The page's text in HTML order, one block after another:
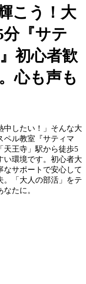
こう！大
分『サテ
初心者歓
心も声も
中したい！」そんな大
ペル教室『サティマ
天王寺」駅から徒歩5
い環境です。初心者大
なサポートで安心して
。「大人の部活」をテ
たに。